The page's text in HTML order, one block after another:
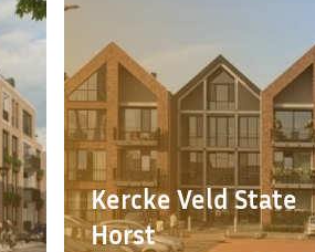
Kercke Veld State
Horst